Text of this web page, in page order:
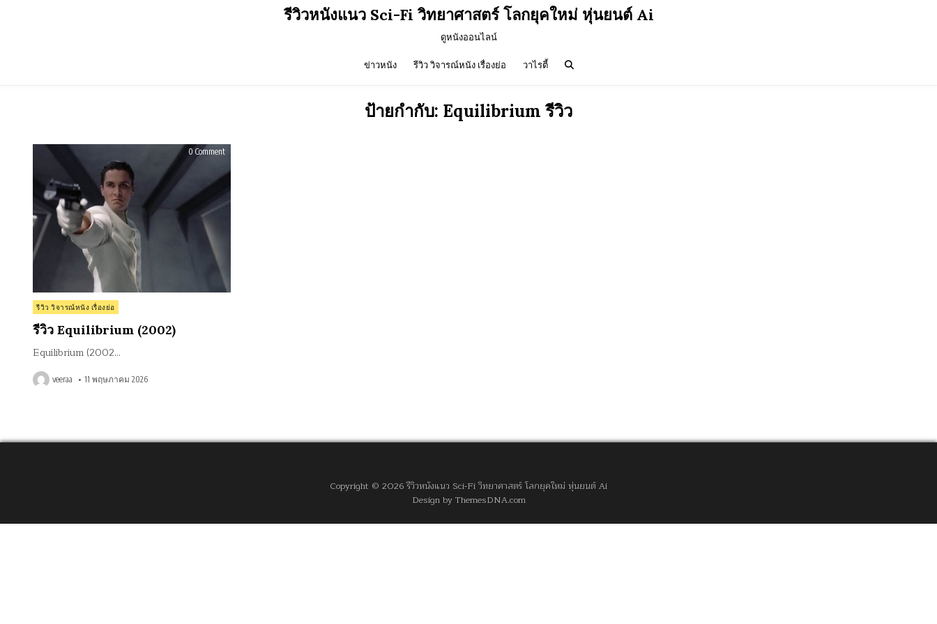
รีวิวหนังแนว Sci-Fi วิทยาศาสตร์ โลกยุคใหม่ หุ่นยนต์ Ai
ดูหนังออนไลน์
ข่าวหนัง รีวิว วิจารณ์หนัง เรื่องย่อ วาไรตี้
ป้ายกำกับ: Equilibrium รีวิว
0 Commenton
Equilibrium
(2002)
Posted
in
รีวิว วิจารณ์หนัง เรื่องย่อ
รีวิว Equilibrium (2002)
Equilibrium (2002…
veeraa 11 พฤษภาคม 2026
Copyright © 2026 รีวิวหนังแนว Sci-Fi วิทยาศาสตร์ โลกยุคใหม่ หุ่นยนต์ Ai
Design by ThemesDNA.com